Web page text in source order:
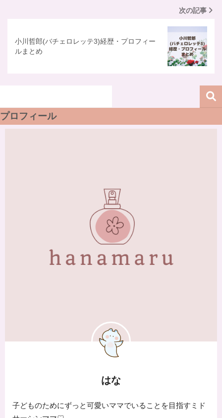
次の記事
小川哲郎(バチェロレッテ3)経歴・プロフィー
ルまとめ
プロフィール
はな
子どものためにずっと可愛いママでいることを目指すミド